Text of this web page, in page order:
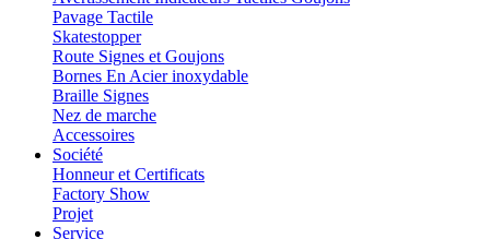
Pavage Tactile
Skatestopper
Route Signes et Goujons
Bornes En Acier inoxydable
Braille Signes
Nez de marche
Accessoires
Société
Honneur et Certificats
Factory Show
Projet
Service